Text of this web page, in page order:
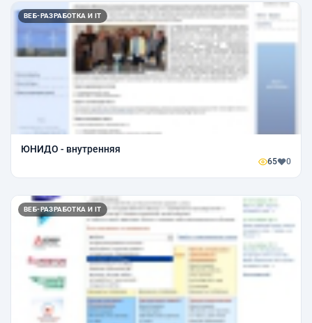
ВЕБ-РАЗРАБОТКА И IT
ЮНИДО - внутренняя
65 0
ВЕБ-РАЗРАБОТКА И IT